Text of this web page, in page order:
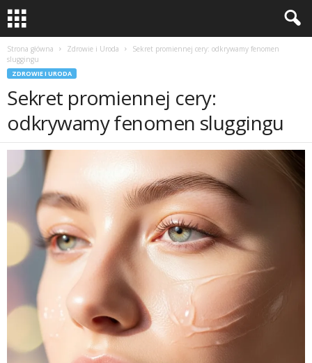
Strona główna Zdrowie i Uroda
Sekret promiennej cery: odkrywamy fenomen
sluggingu
ZDROWIE I URODA
Sekret promiennej cery:
odkrywamy fenomen sluggingu